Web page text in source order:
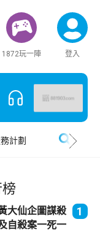
1872玩一陣 登入
計劃
大仙企圖謀殺
自殺案一死一
1